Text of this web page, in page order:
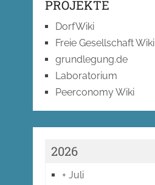
PROJEKTE
DorfWiki
Freie Gesellschaft Wiki
grundlegung.de
Laboratorium
Peerconomy Wiki
2026
+ Juli